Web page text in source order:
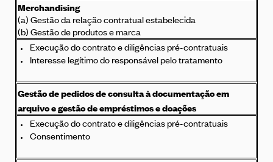
Merchandising
(a) Gestão da relação contratual estabelecida
(b) Gestão de produtos e marca
Execução do contrato e diligências pré-contratuais
Interesse legítimo do responsável pelo tratamento
Gestão de pedidos de consulta à documentação em
arquivo e gestão de empréstimos e doações
Execução do contrato e diligências pré-contratuais
Consentimento